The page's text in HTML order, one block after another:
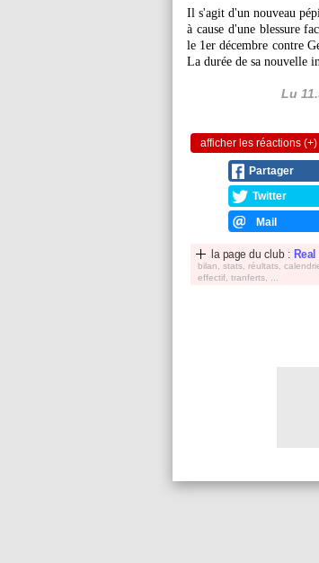
Il s'agit d'un nouveau
à cause d'une blessure
le 1er décembre contre
La durée de sa nouvelle
Lu
afficher les réactions (+)
Partager
Twitter
Mail
la page du club :
bilan, stats, réultats,
effectif, tranferts, ...